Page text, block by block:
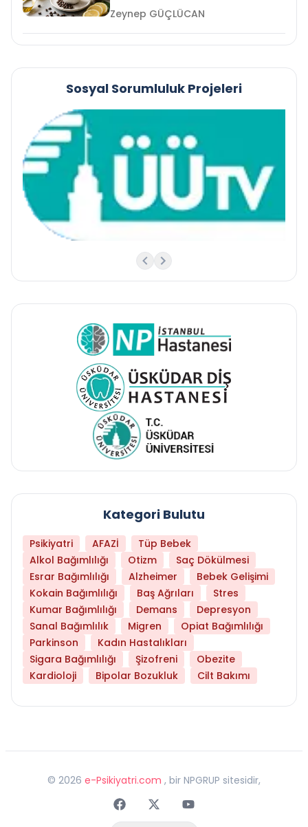
Zeynep GÜÇLÜCAN
Sosyal Sorumluluk Projeleri
Kategori Bulutu
Psikiyatri AFAZİ
Tüp Bebek
Alkol Bağımlılığı
Otizm
Saç Dökülmesi
Esrar Bağımlılığı
Alzheimer
Bebek Gelişimi
Kokain Bağımlılığı
Baş Ağrıları
Stres
Kumar Bağımlılığı
Demans
Depresyon
Sanal Bağımlılık
Migren
Opiat Bağımlılığı
Parkinson
Kadın Hastalıkları
Sigara Bağımlılığı
Şizofreni
Obezite
Kardioloji
Bipolar Bozukluk Cilt Bakımı
© 2026 e-Psikiyatri.com , bir NPGRUP sitesidir,
FaceebokTwitterYoutube